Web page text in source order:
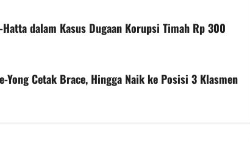
dalam Kasus Dugaan Korupsi Timah Rp 300
Yong Cetak Brace, Hingga Naik ke Posisi 3 Klasmen